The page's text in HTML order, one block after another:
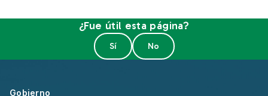
¿Fue útil esta página?
Gobierno